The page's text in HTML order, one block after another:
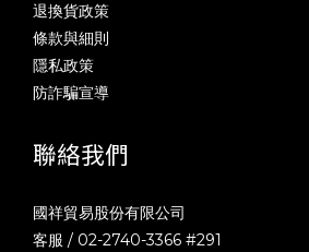
退換貨政策
條款與細則
隱私政策
防詐騙宣導
聯絡我們
國祥貿易股份有限公司
客服 / 02-2740-3366 #291